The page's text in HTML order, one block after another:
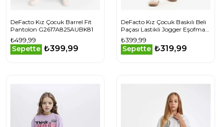
DeFacto Kız Çocuk Barrel Fit
Pantolon G2617A825AUBK81
₺499,99
Sepette ₺399,99
DeFacto Kız Çocuk Baskılı Beli
Paçası Lastikli Jogger Eşofman
Altı D7012A824WNBG186
₺399,99
Sepette ₺319,99